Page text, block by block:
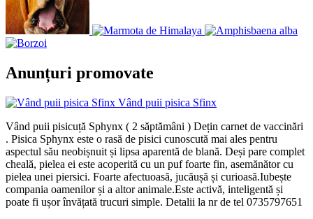
Anunțuri promovate
Vând puii pisica Sfinx
Vând puii pisicuță Sphynx ( 2 săptămâni ) Dețin carnet de vaccinări
. Pisica Sphynx este o rasă de pisici cunoscută mai ales pentru
aspectul său neobișnuit și lipsa aparentă de blană. Deși pare complet
cheală, pielea ei este acoperită cu un puf foarte fin, asemănător cu
pielea unei piersici. Foarte afectuoasă, jucăușă și curioasă.Iubește
compania oamenilor și a altor animale.Este activă, inteligentă și
poate fi ușor învățată trucuri simple. Detalii la nr de tel 0735797651